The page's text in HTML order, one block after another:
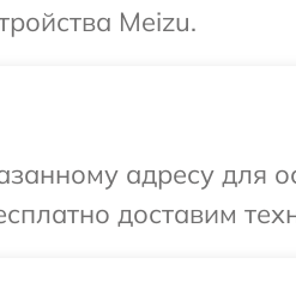
Meizu.
адресу для
доставим